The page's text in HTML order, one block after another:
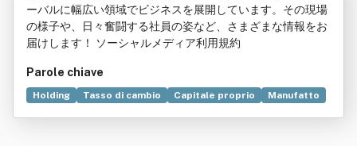
ーバルに幅広い領域でビジネスを展開しています。その現場
の様子や、日々奮闘する社員の姿など、さまざまな情報をお
届けします！ ソーシャルメディア利用規約
Parole chiave
Holding Tasso di cambio Capitale proprio
Manufatto